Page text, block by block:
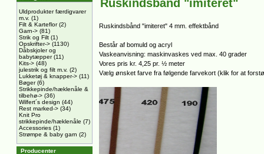
Uldprodukter færdigvarer
m.v. (1)
Filt & Karteflor(2)
Garn-> (81)
Strik og Filt (1)
Opskrifter-> (1130)
Dåbskjoler og
babytæpper(11)
Kits-> (48)
julestrik og filt m.v. (2)
Lukketøj & knapper-> (11)
Bøger(6)
Strikkepinde/hæklenåle &
tilbehø-> (36)
Wilfert´s design (44)
Rest marked-> (34)
Knit Pro
strikkepinde/hæklenåle (7)
Accessories (1)
Strømpe & baby garn (2)
Producenter
Ruskindsbånd "imiteret"
Ruskindsbånd "imiteret" 4 mm. effektbånd
Består af bomuld og acryl
Vaskeanvisning: maskinvaskes ved max. 40 grader
Vores pris kr. 4,25 pr. ½ meter
Vælg ønsket farve fra følgende farvekort (klik for at